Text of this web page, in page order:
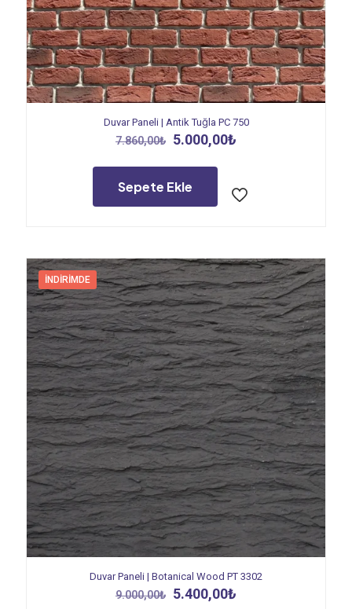
Duvar Paneli | Antik Tuğla PC 750
7.860,00₺ Orijinal
7.860,00₺.
5.000,00₺
Sepete Ekle
İNDIRIMDE
Duvar Paneli | Botanical Wood PT 3302
9.000,00₺ Orijinal
5.400,00₺